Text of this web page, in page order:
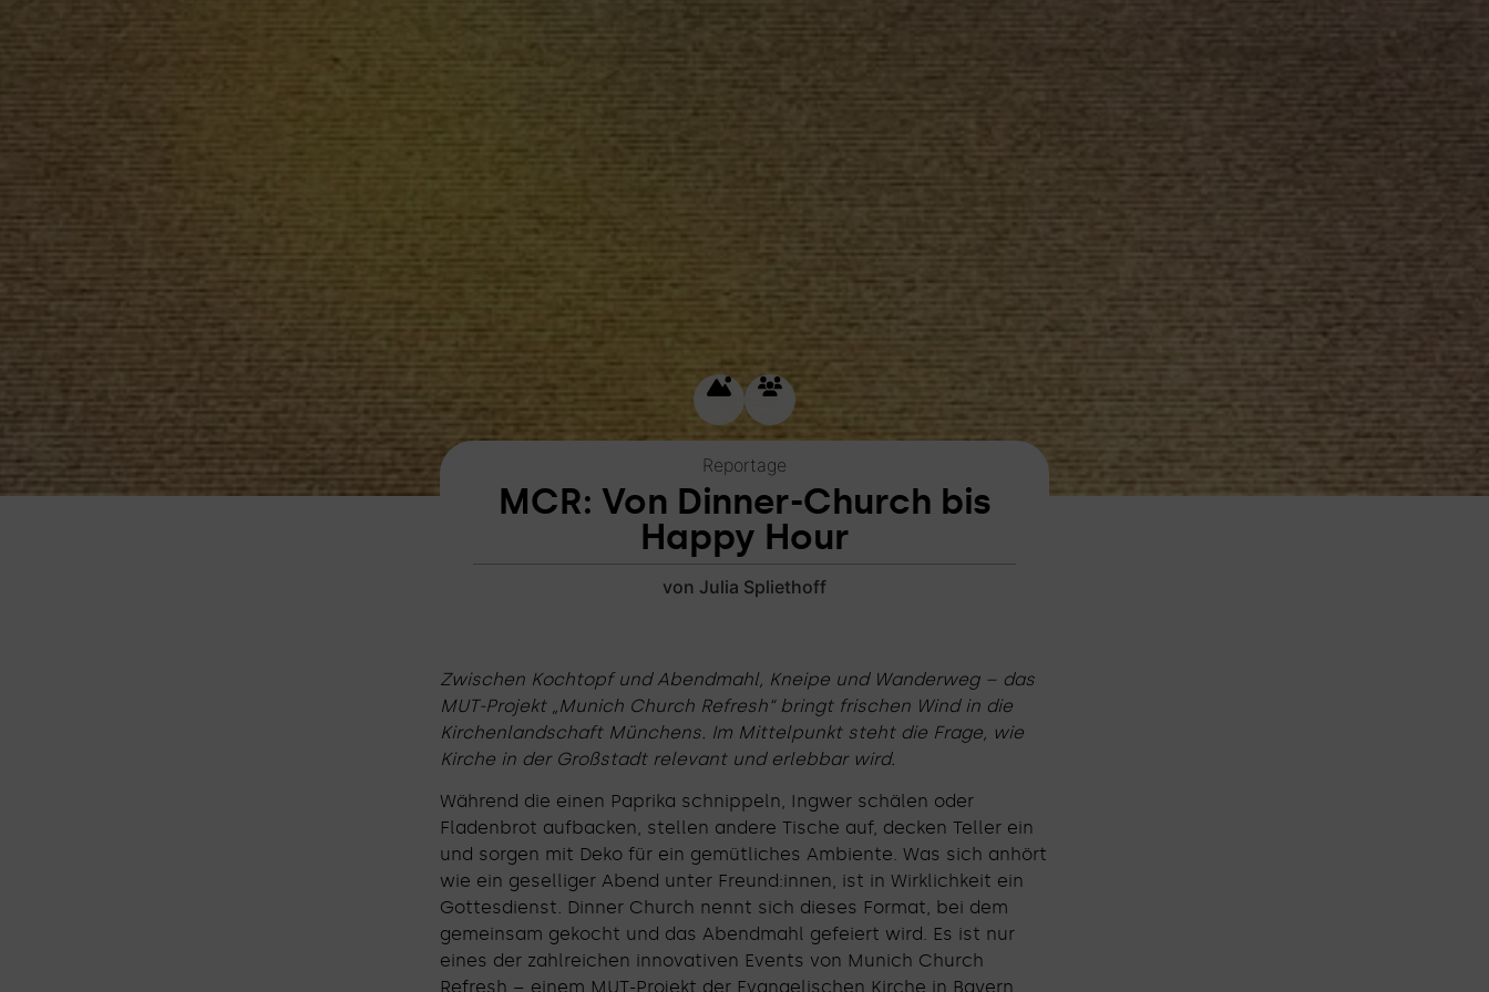
Reportage
MCR: Von Dinner-Church bis
Happy Hour
von Julia Spliethoff
Zwischen Kochtopf und Abendmahl, Kneipe und Wanderweg – das
MUT-Projekt „Munich Church Refresh“ bringt frischen Wind in die
Kirchenlandschaft Münchens. Im Mittelpunkt steht die Frage, wie
Kirche in der Großstadt relevant und erlebbar wird.
Während die einen Paprika schnippeln, Ingwer schälen oder
Fladenbrot aufbacken, stellen andere Tische auf, decken Teller ein
und sorgen mit Deko für ein gemütliches Ambiente. Was sich anhört
wie ein geselliger Abend unter Freund:innen, ist in Wirklichkeit ein
Gottesdienst. Dinner Church nennt sich dieses Format, bei dem
gemeinsam gekocht und das Abendmahl gefeiert wird. Es ist nur
eines der zahlreichen innovativen Events von Munich Church
Refresh – einem MUT-Projekt der Evangelischen Kirche in Bayern,